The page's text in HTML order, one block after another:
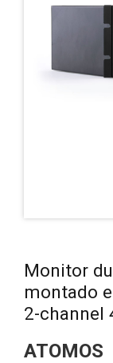
Monitor
montado
2-channel
ATOMOS